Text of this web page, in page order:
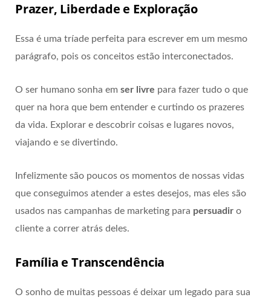
Prazer, Liberdade e Exploração
Essa é uma tríade perfeita para escrever em um mesmo
parágrafo, pois os conceitos estão interconectados.
O ser humano sonha em ser livre para fazer tudo o que
quer na hora que bem entender e curtindo os prazeres
da vida. Explorar e descobrir coisas e lugares novos,
viajando e se divertindo.
Infelizmente são poucos os momentos de nossas vidas
que conseguimos atender a estes desejos, mas eles são
usados nas campanhas de marketing para persuadir o
cliente a correr atrás deles.
Família e Transcendência
O sonho de muitas pessoas é deixar um legado para sua